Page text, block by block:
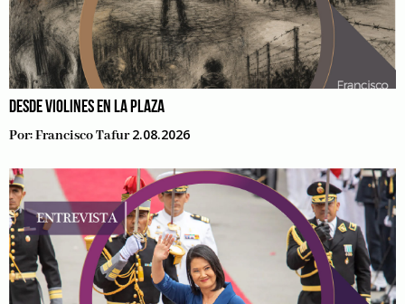
DESDE VIOLINES EN LA PLAZA
Por:Francisco Tafur 2.08.2026